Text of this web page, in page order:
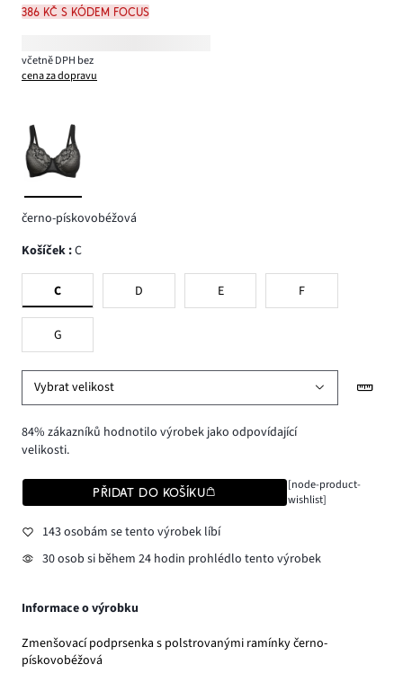
386 Kč s kódem FOCUS
včetně DPH bez
cena za dopravu
černo-pískovobéžová
Košíček :C
C D E F
G
Vybrat velikost
84% zákazníků hodnotilo výrobek jako odpovídající
velikosti.
PŘIDAT DO KOŠÍKU
[node-product-
wishlist]
143 osobám se tento výrobek líbí
30 osob si během 24 hodin prohlédlo tento výrobek
Informace o výrobku
Zmenšovací podprsenka s polstrovanými ramínky černo-
pískovobéžová